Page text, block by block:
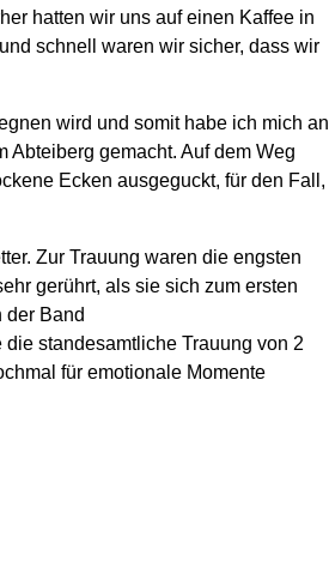
hatten wir uns auf einen Kaffee in
schnell waren wir sicher, dass wir
wird und somit habe ich mich an
Abteiberg gemacht. Auf dem Weg
Ecken ausgeguckt, für den Fall,
Zur Trauung waren die engsten
gerührt, als sie sich zum ersten
der Band
die standesamtliche Trauung von 2
für emotionale Momente